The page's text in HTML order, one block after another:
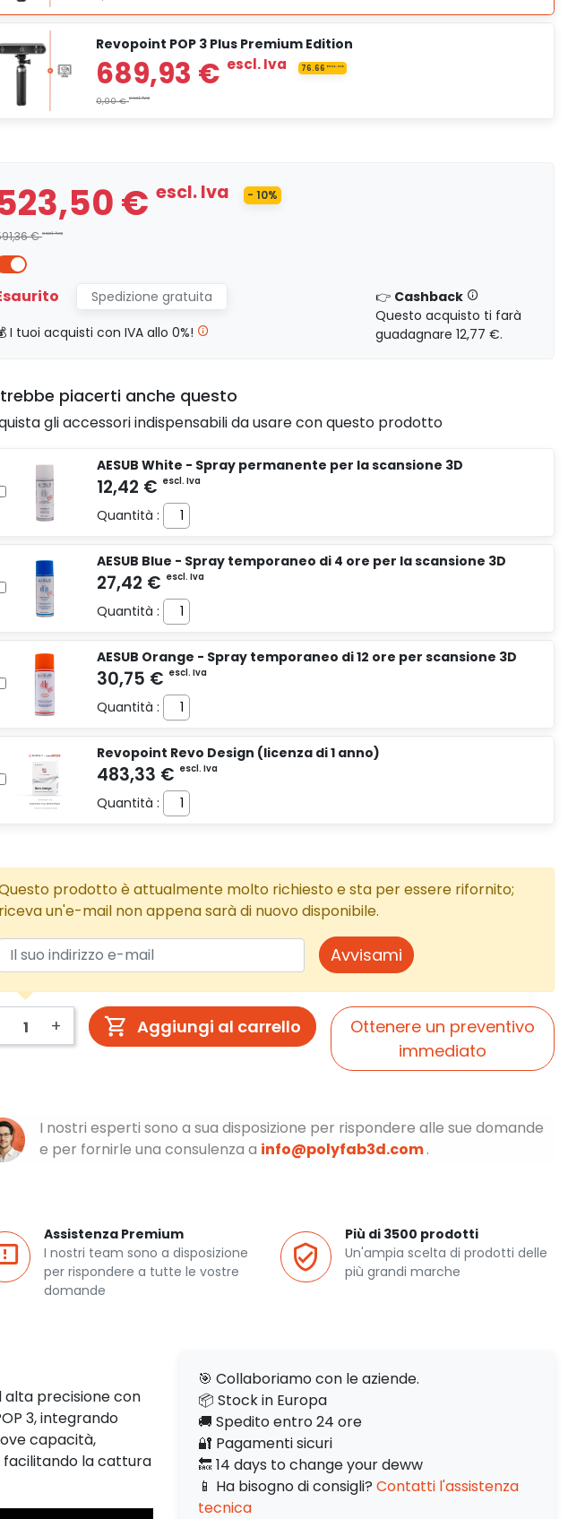
607,50 €escl. Iva
0,00 €escl. Iva
67.5
Revopoint POP 3 Plus Premium Edition
689,93 €
€ escl. Iva
€escl. Iva
- 10%
Spedizione gratuita
I tuoi acquisti con IVA allo 0%!
👉 Cashback
Questo acquisto ti farà
guadagnare 12,77 €.
piacerti anche questo
gli accessori indispensabili da usare con questo prodotto
AESUB White - Spray permanente per la scansione 3D
Quantità :
AESUB Blue - Spray temporaneo di 4 ore per la scansione 3D
Quantità :
AESUB Orange - Spray temporaneo di 12 ore per scansione 3D
Quantità :
Revopoint Revo Design (licenza di 1 anno)
Quantità :
prodotto è attualmente molto richiesto e sta per essere rifornito;
riceva un'e-mail non appena sarà di nuovo disponibile.
Avvisami
+ Aggiungi al carrello
Ottenere un preventivo
immediato
I nostri esperti sono a sua disposizione per rispondere alle sue domande
e per fornirle una consulenza a info@polyfab3d.com.
Assistenza Premium
I nostri team sono a disposizione
per rispondere a tutte le vostre
domande
Più di 3500 prodotti
Un'ampia scelta di prodotti delle
più grandi marche
precisione con
3, integrando
capacità,
facilitando la cattura
🎯 Collaboriamo con le aziende.
📦 Stock in Europa
🚚 Spedito entro 24 ore
🔐 Pagamenti sicuri
🔙 14 days to change your deww
📱 Ha bisogno di consigli? Contatti l'assistenza
tecnica